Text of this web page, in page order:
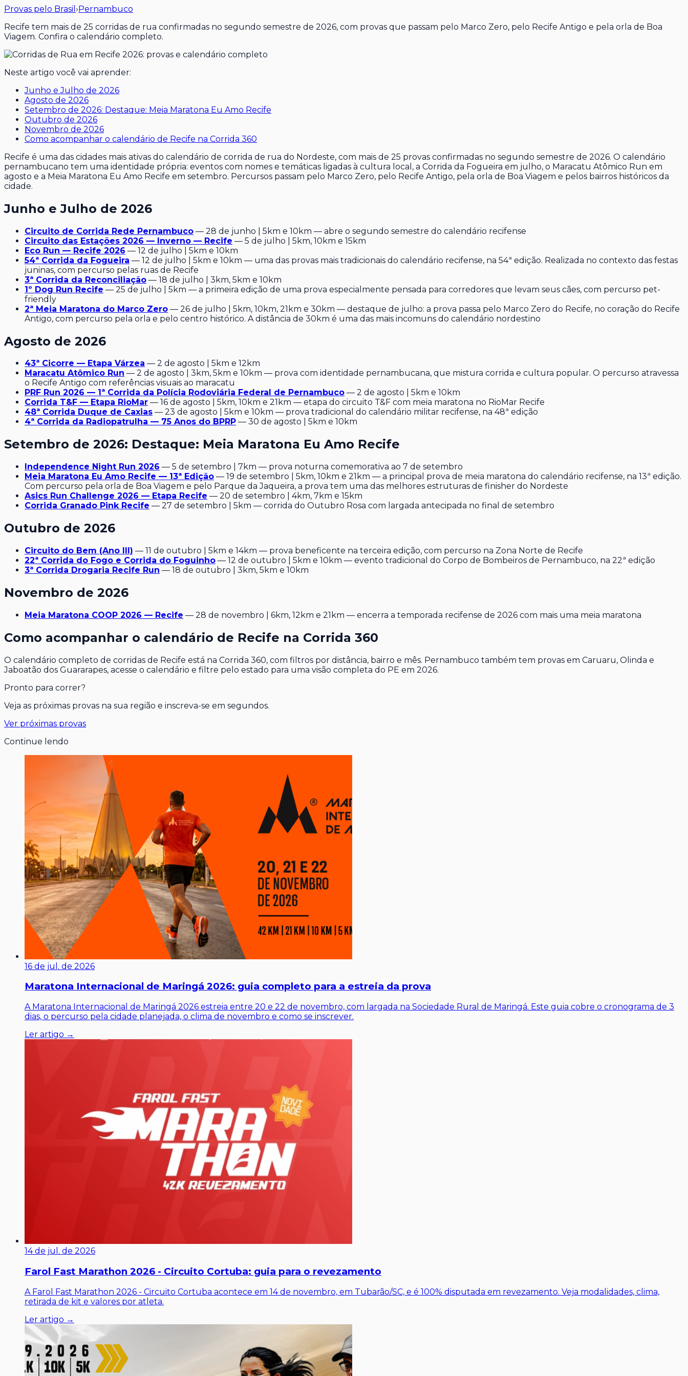
Provas pelo Brasil ›Pernambuco
Recife tem mais de 25 corridas de rua confirmadas no segundo semestre de 2026, com provas que passam pelo Marco Zero, pelo Recife Antigo e pela orla de Boa
Viagem. Confira o calendário completo.
Neste artigo você vai aprender:
Junho e Julho de 2026
Agosto de 2026
Setembro de 2026: Destaque: Meia Maratona Eu Amo Recife
Outubro de 2026
Novembro de 2026
Como acompanhar o calendário de Recife na Corrida 360
Recife é uma das cidades mais ativas do calendário de corrida de rua do Nordeste, com mais de 25 provas confirmadas no segundo semestre de 2026. O calendário
pernambucano tem uma identidade própria: eventos com nomes e temáticas ligadas à cultura local, a Corrida da Fogueira em julho, o Maracatu Atômico Run em
agosto e a Meia Maratona Eu Amo Recife em setembro. Percursos passam pelo Marco Zero, pelo Recife Antigo, pela orla de Boa Viagem e pelos bairros históricos da
cidade.
Junho e Julho de 2026
Circuito de Corrida Rede Pernambuco — 28 de junho | 5km e 10km — abre o segundo semestre do calendário recifense
Circuito das Estações 2026 — Inverno — Recife — 5 de julho | 5km, 10km e 15km
Eco Run — Recife 2026 — 12 de julho | 5km e 10km
54ª Corrida da Fogueira — 12 de julho | 5km e 10km — uma das provas mais tradicionais do calendário recifense, na 54ª edição. Realizada no contexto das festas
juninas, com percurso pelas ruas de Recife
3ª Corrida da Reconciliação — 18 de julho | 3km, 5km e 10km
1º Dog Run Recife — 25 de julho | 5km — a primeira edição de uma prova especialmente pensada para corredores que levam seus cães, com percurso pet-
friendly
2ª Meia Maratona do Marco Zero — 26 de julho | 5km, 10km, 21km e 30km — destaque de julho: a prova passa pelo Marco Zero do Recife, no coração do Recife
Antigo, com percurso pela orla e pelo centro histórico. A distância de 30km é uma das mais incomuns do calendário nordestino
Agosto de 2026
43ª Cicorre — Etapa Várzea — 2 de agosto | 5km e 12km
Maracatu Atômico Run — 2 de agosto | 3km, 5km e 10km — prova com identidade pernambucana, que mistura corrida e cultura popular. O percurso atravessa
o Recife Antigo com referências visuais ao maracatu
PRF Run 2026 — 1ª Corrida da Polícia Rodoviária Federal de Pernambuco — 2 de agosto | 5km e 10km
Corrida T&F — Etapa RioMar — 16 de agosto | 5km, 10km e 21km — etapa do circuito T&F com meia maratona no RioMar Recife
48ª Corrida Duque de Caxias — 23 de agosto | 5km e 10km — prova tradicional do calendário militar recifense, na 48ª edição
4ª Corrida da Radiopatrulha — 75 Anos do BPRP — 30 de agosto | 5km e 10km
Setembro de 2026: Destaque: Meia Maratona Eu Amo Recife
Independence Night Run 2026 — 5 de setembro | 7km — prova noturna comemorativa ao 7 de setembro
Meia Maratona Eu Amo Recife — 13ª Edição — 19 de setembro | 5km, 10km e 21km — a principal prova de meia maratona do calendário recifense, na 13ª edição.
Com percurso pela orla de Boa Viagem e pelo Parque da Jaqueira, a prova tem uma das melhores estruturas de finisher do Nordeste
Asics Run Challenge 2026 — Etapa Recife — 20 de setembro | 4km, 7km e 15km
Corrida Granado Pink Recife — 27 de setembro | 5km — corrida do Outubro Rosa com largada antecipada no final de setembro
Outubro de 2026
Circuito do Bem (Ano III) — 11 de outubro | 5km e 14km — prova beneficente na terceira edição, com percurso na Zona Norte de Recife
22ª Corrida do Fogo e Corrida do Foguinho — 12 de outubro | 5km e 10km — evento tradicional do Corpo de Bombeiros de Pernambuco, na 22ª edição
3ª Corrida Drogaria Recife Run — 18 de outubro | 3km, 5km e 10km
Novembro de 2026
Meia Maratona COOP 2026 — Recife — 28 de novembro | 6km, 12km e 21km — encerra a temporada recifense de 2026 com mais uma meia maratona
Como acompanhar o calendário de Recife na Corrida 360
O calendário completo de corridas de Recife está na Corrida 360, com filtros por distância, bairro e mês. Pernambuco também tem provas em Caruaru, Olinda e
Jaboatão dos Guararapes, acesse o calendário e filtre pelo estado para uma visão completa do PE em 2026.
Pronto para correr?
Veja as próximas provas na sua região e inscreva-se em segundos.
Ver próximas provas
Continue lendo
16 de jul. de 2026
Maratona Internacional de Maringá 2026: guia completo para a estreia da prova
A Maratona Internacional de Maringá 2026 estreia entre 20 e 22 de novembro, com largada na Sociedade Rural de Maringá. Este guia cobre o cronograma de 3
dias, o percurso pela cidade planejada, o clima de novembro e como se inscrever.
Ler artigo →
14 de jul. de 2026
Farol Fast Marathon 2026 - Circuito Cortuba: guia para o revezamento
A Farol Fast Marathon 2026 - Circuito Cortuba acontece em 14 de novembro, em Tubarão/SC, e é 100% disputada em revezamento. Veja modalidades, clima,
retirada de kit e valores por atleta.
Ler artigo →